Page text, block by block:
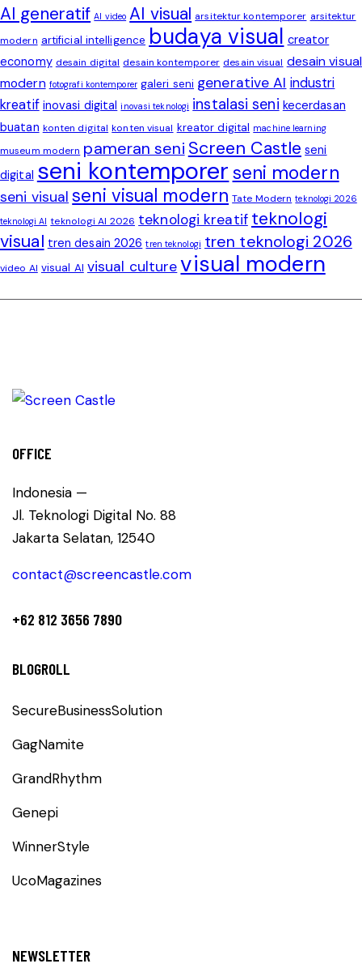
AI generatif AI video AI visual arsitektur kontemporer arsitektur
modern artificial intelligence budaya visual creator
economy desain digital desain kontemporer desain visual desain visual
modern fotografi kontemporer galeri seni generative AI industri
kreatif inovasi digital inovasi teknologi instalasi seni kecerdasan
buatan konten digital konten visual kreator digital machine learning
museum modern pameran seni Screen Castle seni
digital seni kontemporer seni modern
seni visual seni visual modern Tate Modern teknologi 2026
teknologi AI teknologi AI 2026 teknologi kreatif teknologi
visual tren desain 2026 tren teknologi tren teknologi 2026
video AI visual AI visual culture visual modern
OFFICE
Indonesia —
Jl. Teknologi Digital No. 88
Jakarta Selatan, 12540
contact@screencastle.com
+62 812 3656 7890
BLOGROLL
SecureBusinessSolution
GagNamite
GrandRhythm
Genepi
WinnerStyle
UcoMagazines
NEWSLETTER